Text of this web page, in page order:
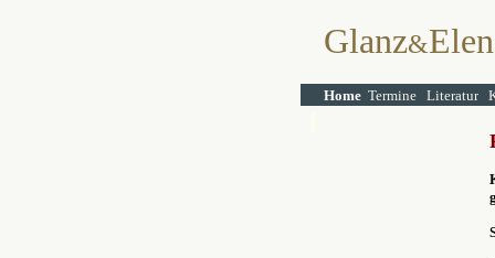
Glanz&
Home Termine Literatur